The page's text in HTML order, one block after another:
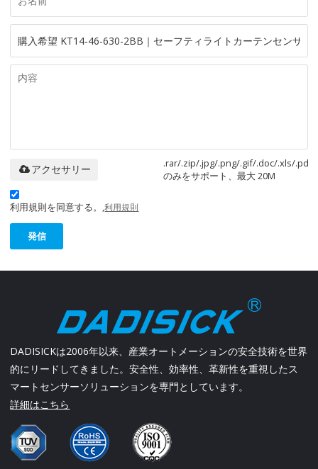
.rar/.zip/.jpg/.png/.gif/.doc/.xls/.pdf
のみをサポート、最大 20M
アクセサリー
利用規則を同意する。,利用規則
発信
DADISICKは2006年以来、産業オートメーションの安全技術を世界
的にリードしてきました。安全性、効率性、革新性を重視したス
マートセンサーソリューションを専門としています。
詳細はこちら